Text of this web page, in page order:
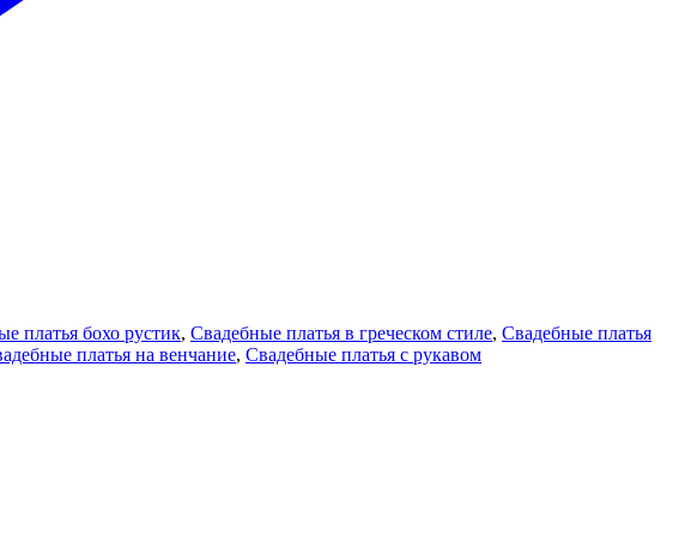
платья бохо рустик, Свадебные платья в греческом стиле, Свадебные платья
платья на венчание, Свадебные платья с рукавом